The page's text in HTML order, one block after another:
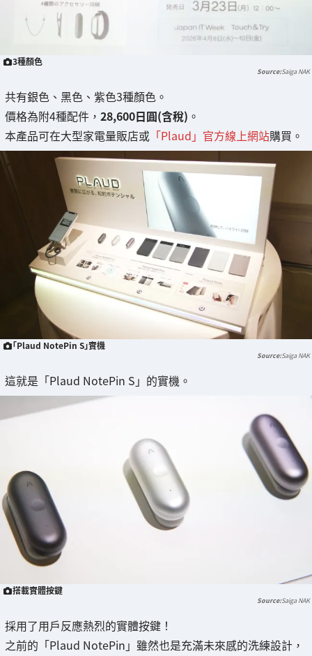
3種顏色
Saiga NAK
共有銀色、黑色、紫色3種顏色。
價格為附4種配件， 28,600日圓(含稅) 。
本產品可在大型家電量販店或 「Plaud」官方線上網站購買。
「Plaud NotePin S」實機
Saiga NAK
這就是「Plaud NotePin S」的實機。
搭載實體按鍵
Saiga NAK
採用了用戶反應熱烈的實體按鍵！
之前的「Plaud NotePin」雖然也是充滿未來感的洗練設計，